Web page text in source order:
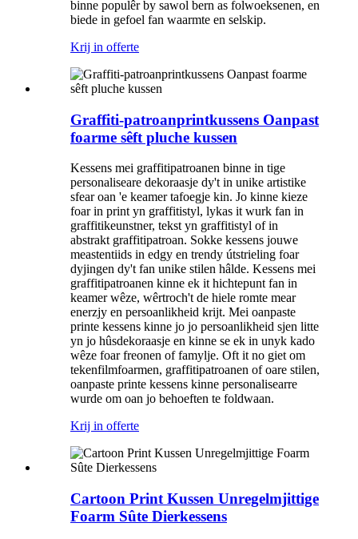
binne populêr by sawol bern as folwoeksenen, en
biede in gefoel fan waarmte en selskip.
Krij in offerte
Graffiti-patroanprintkussens Oanpast
foarme sêft pluche kussen
Kessens mei graffitipatroanen binne in tige
personaliseare dekoraasje dy't in unike artistike
sfear oan 'e keamer tafoegje kin. Jo kinne kieze
foar in print yn graffitistyl, lykas it wurk fan in
graffitikeunstner, tekst yn graffitistyl of in
abstrakt graffitipatroan. Sokke kessens jouwe
meastentiids in edgy en trendy útstrieling foar
dyjingen dy't fan unike stilen hâlde. Kessens mei
graffitipatroanen kinne ek it hichtepunt fan in
keamer wêze, wêrtroch't de hiele romte mear
enerzjy en persoanlikheid krijt. Mei oanpaste
printe kessens kinne jo jo persoanlikheid sjen litte
yn jo hûsdekoraasje en kinne se ek in unyk kado
wêze foar freonen of famylje. Oft it no giet om
tekenfilmfoarmen, graffitipatroanen of oare stilen,
oanpaste printe kessens kinne personalisearre
wurde om oan jo behoeften te foldwaan.
Krij in offerte
Cartoon Print Kussen Unregelmjittige
Foarm Sûte Dierkessens